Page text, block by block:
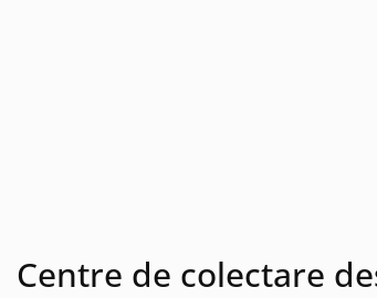
Centre de colectare